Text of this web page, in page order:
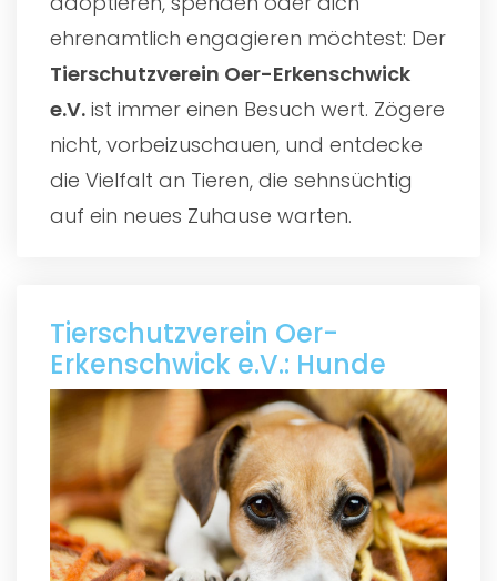
ehrenamtlich engagieren möchtest: Der
Tierschutzverein Oer-Erkenschwick
e.V. ist immer einen Besuch wert. Zögere
nicht, vorbeizuschauen, und entdecke
die Vielfalt an Tieren, die sehnsüchtig
auf ein neues Zuhause warten.
Tierschutzverein Oer-
Erkenschwick e.V.: Hunde